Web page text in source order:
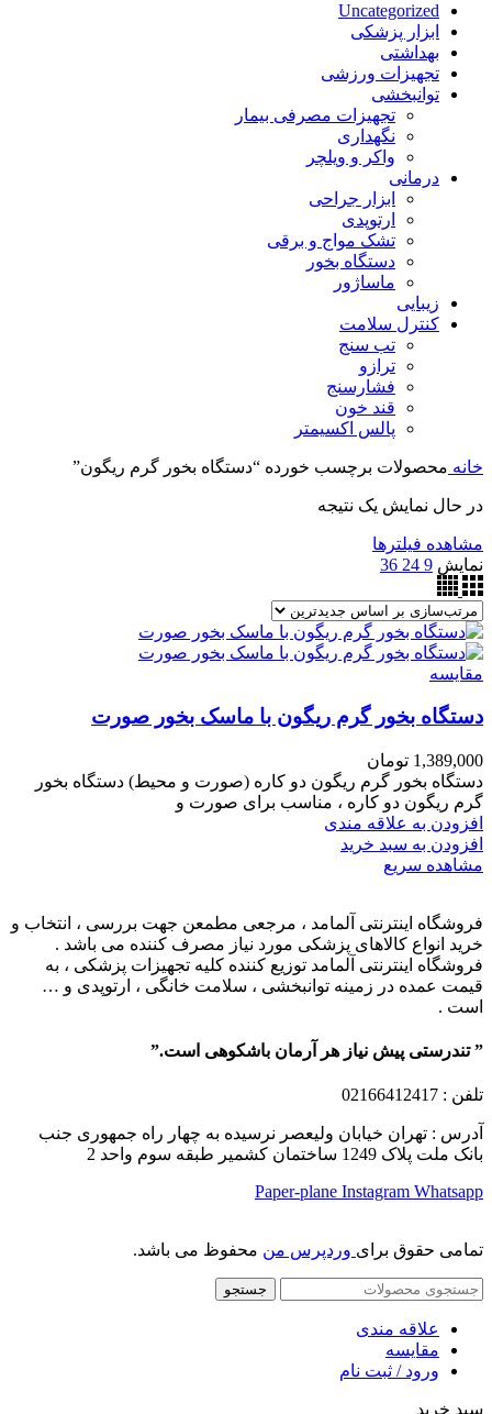
Uncategorized
ابزار پزشکی
بهداشتی
تجهیزات ورزشی
توانبخشی
تجهیزات مصرفی بیمار
نگهداری
واکر و ویلچر
درمانی
ابزار جراحی
ارتوپدی
تشک مواج و برقی
دستگاه بخور
ماساژور
زیبایی
کنترل سلامت
تب سنج
ترازو
فشارسنج
قند خون
پالس اکسیمتر
خانه محصولات برچسب خورده “دستگاه بخور گرم ریگون”
در حال نمایش یک نتیجه
مشاهده فیلترها
نمایش 9
24
36
مقایسه
دستگاه بخور گرم ریگون با ماسک بخور صورت
1,389,000 تومان
دستگاه بخور گرم ریگون دو کاره (صورت و محیط) دستگاه بخور
گرم ریگون دو کاره ، مناسب برای صورت و
افزودن به علاقه مندی
افزودن به سبد خرید
مشاهده سریع
فروشگاه اینترنتی آلمامد ، مرجعی مطمعن جهت بررسی ، انتخاب و
خرید انواع کالاهای پزشکی مورد نیاز مصرف کننده می باشد .
فروشگاه اینترنتی آلمامد توزیع کننده کلیه تجهیزات پزشکی ، به
قیمت عمده در زمینه توانبخشی ، سلامت خانگی ، ارتوپدی و …
است .
” تندرستی پیش نیاز هر آرمان باشکوهی است.”
تلفن : 02166412417
آدرس : تهران خیابان ولیعصر نرسیده به چهار راه جمهوری جنب
بانک ملت پلاک 1249 ساختمان کشمیر طبقه سوم واحد 2
Paper-plane Instagram Whatsapp
تمامی حقوق برای وردپرس من محفوظ می باشد.
جستجو
علاقه مندی
مقایسه
ورود / ثبت نام
سبد خرید